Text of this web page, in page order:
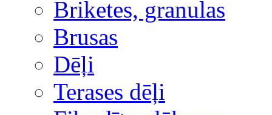
Briketes, granulas
Brusas
Dēļi
Terases dēļi